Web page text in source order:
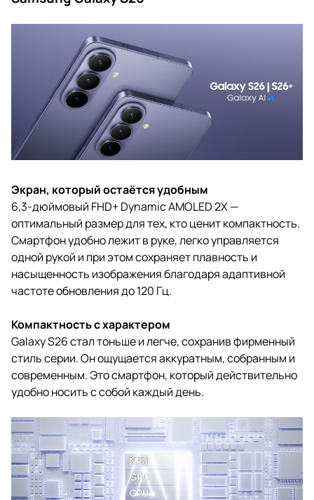
Экран, который остаётся удобным
6,3-дюймовый FHD+ Dynamic AMOLED 2X —
оптимальный размер для тех, кто ценит компактность.
Смартфон удобно лежит в руке, легко управляется
одной рукой и при этом сохраняет плавность и
насыщенность изображения благодаря адаптивной
частоте обновления до 120 Гц.
Компактность с характером
Galaxy S26 стал тоньше и легче, сохранив фирменный
стиль серии. Он ощущается аккуратным, собранным и
современным. Это смартфон, который действительно
удобно носить с собой каждый день.